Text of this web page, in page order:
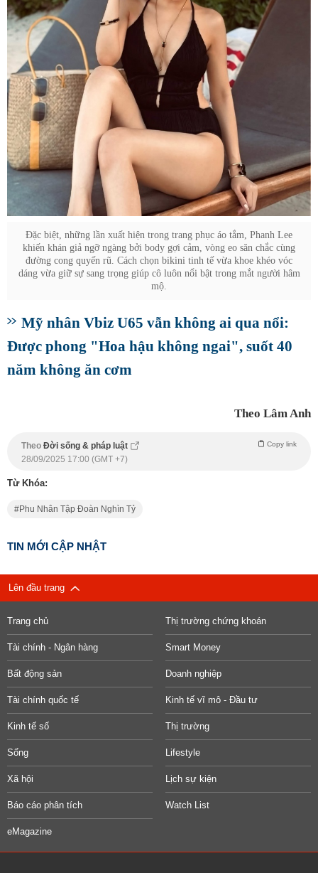
Đặc biệt, những lần xuất hiện trong trang phục áo tắm, Phanh Lee
khiến khán giả ngỡ ngàng bởi body gợi cảm, vòng eo săn chắc cùng
đường cong quyến rũ. Cách chọn bikini tinh tế vừa khoe khéo vóc
dáng vừa giữ sự sang trọng giúp cô luôn nổi bật trong mắt người hâm
mộ.
Mỹ nhân Vbiz U65 vẫn không ai qua nổi:
Được phong "Hoa hậu không ngai", suốt 40
năm không ăn cơm
Theo Lâm Anh
Theo Đời sống & pháp luật Copy link
28/09/2025 17:00 (GMT +7)
Từ Khóa:
Phu Nhân Tập Đoàn Nghìn Tỷ
TIN MỚI CẬP NHẬT
Lên đầu trang
Trang chủ Thị trường chứng khoán
Tài chính - Ngân hàng Smart Money
Bất động sản Doanh nghiệp
Tài chính quốc tế Kinh tế vĩ mô - Đầu tư
Kinh tế số Thị trường
Sống Lifestyle
Xã hội Lịch sự kiện
Báo cáo phân tích Watch List
eMagazine